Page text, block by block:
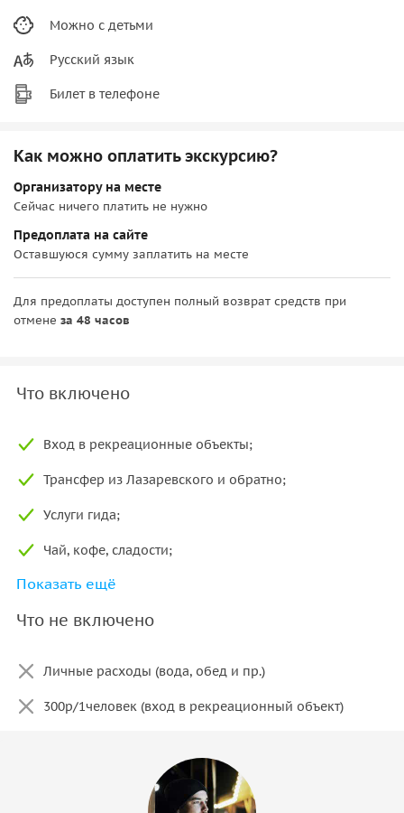
Можно с детьми
Русский язык
Билет в телефоне
Как можно оплатить экскурсию?
Организатору на месте
Сейчас ничего платить не нужно
Предоплата на сайте
Оставшуюся сумму заплатить на месте
Для предоплаты доступен полный возврат средств при
отмене за 48 часов
Что включено
Вход в рекреационные объекты;
Трансфер из Лазаревского и обратно;
Услуги гида;
Чай, кофе, сладости;
Групповая аптечка.
Показать ещё
Что не включено
Личные расходы (вода, обед и пр.)
300р/1человек (вход в рекреационный объект)